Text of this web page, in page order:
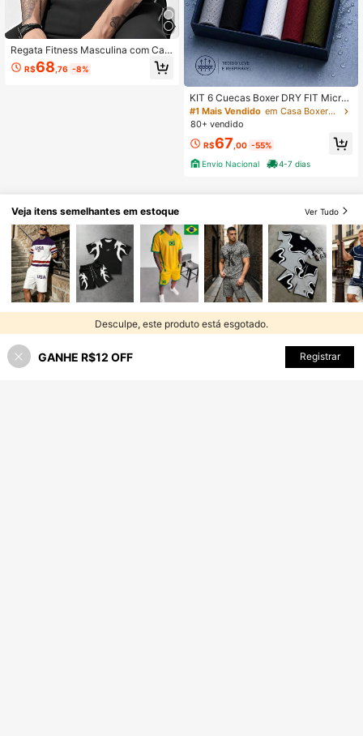
Regata Fitness Masculina com Cap
uz, Sem Mangas, Estampa de Cavei
ra, Secagem Rápida, Respirável, Co
R$68 ,76 -8%
KIT 6 Cuecas Boxer DRY FIT Microf
ibra Furadinha e Respirável Cueca
Box Masculina Adulto + Forro 100%
#1 Mais Vendido
em Casa Boxers Masculinos
80+ vendido
R$67 ,00 -55%
Envio Nacional
4-7 dias
Desculpe, este produto está esgotado.
Veja itens semelhantes em estoque Ver Tudo
GANHE R$12 OFF Registrar